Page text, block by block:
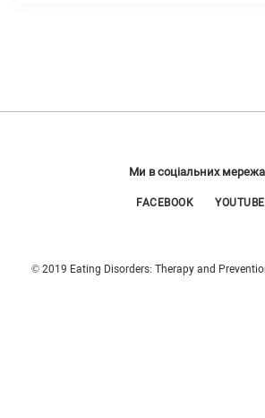
Ми в соціальних
FACEBOOK YOUTUBE
© 2019 Eating Disorders: Therapy and